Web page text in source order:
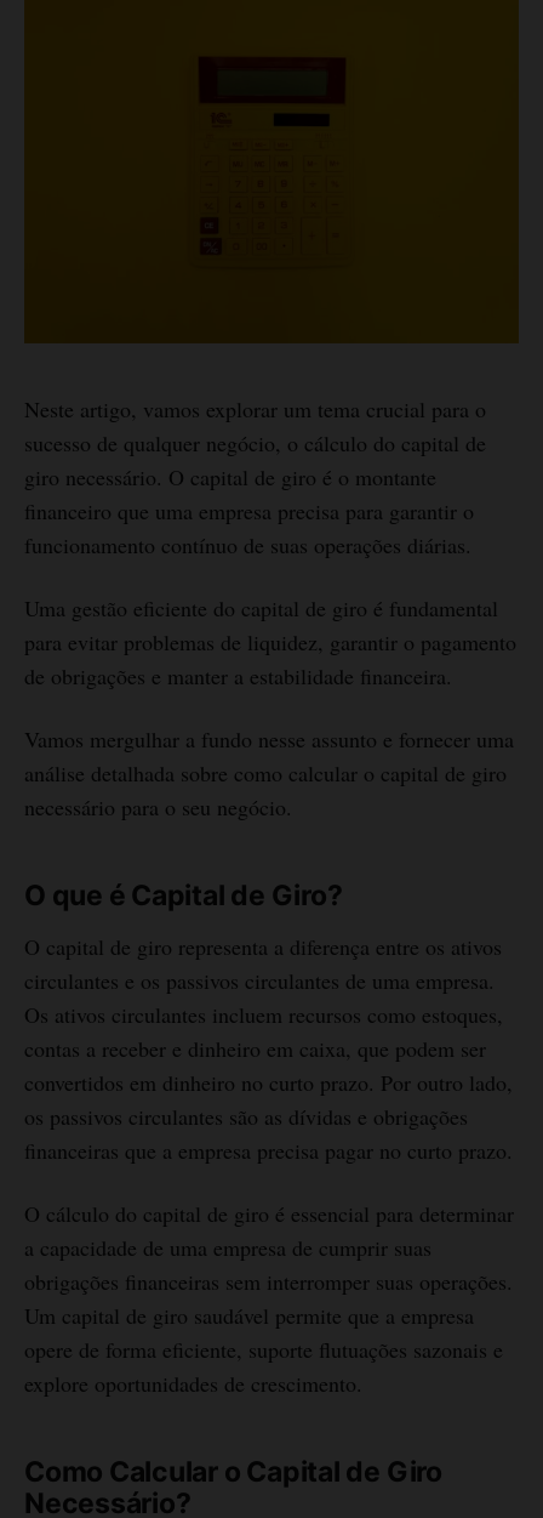
Neste artigo, vamos explorar um tema crucial para o
sucesso de qualquer negócio, o cálculo do capital de
giro necessário. O capital de giro é o montante
financeiro que uma empresa precisa para garantir o
funcionamento contínuo de suas operações diárias.
Uma gestão eficiente do capital de giro é fundamental
para evitar problemas de liquidez, garantir o pagamento
de obrigações e manter a estabilidade financeira.
Vamos mergulhar a fundo nesse assunto e fornecer uma
análise detalhada sobre como calcular o capital de giro
necessário para o seu negócio.
O que é Capital de Giro?
O capital de giro representa a diferença entre os ativos
circulantes e os passivos circulantes de uma empresa.
Os ativos circulantes incluem recursos como estoques,
contas a receber e dinheiro em caixa, que podem ser
convertidos em dinheiro no curto prazo. Por outro lado,
os passivos circulantes são as dívidas e obrigações
financeiras que a empresa precisa pagar no curto prazo.
O cálculo do capital de giro é essencial para determinar
a capacidade de uma empresa de cumprir suas
obrigações financeiras sem interromper suas operações.
Um capital de giro saudável permite que a empresa
opere de forma eficiente, suporte flutuações sazonais e
explore oportunidades de crescimento.
Como Calcular o Capital de Giro
Necessário?